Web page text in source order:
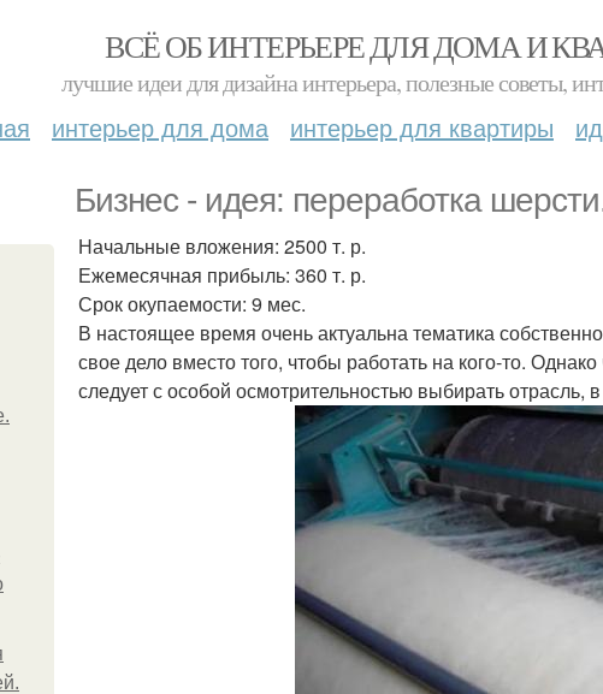
ВСЁ ОБ ИНТЕРЬЕРЕ ДЛЯ ДОМА И
лучшие идеи для дизайна интерьера, полезные советы,
интерьер для дома интерьер для квартиры
Бизнес - идея: переработка
Начальные вложения: 2500 т. р.
Ежемесячная прибыль: 360 т. р.
Срок окупаемости: 9 мес.
В настоящее время очень актуальна тематика
свое дело вместо того, чтобы работать на кого-то.
следует с особой осмотрительностью выбирать отрасль,